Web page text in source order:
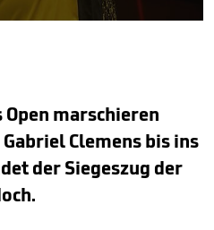
marschieren
Clemens bis ins
der Siegeszug der